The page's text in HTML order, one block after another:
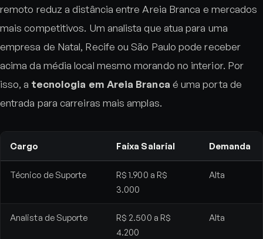
remoto reduz a distância entre Areia Branca e mercados
mais competitivos. Um analista que atua para uma
empresa de Natal, Recife ou São Paulo pode receber
acima da média local mesmo morando no interior. Por
isso, a tecnologia em Areia Branca é uma porta de
entrada para carreiras mais amplas.
Cargo Faixa Salarial Demanda
Técnico de Suporte
R$ 1.900 a R$
3.000
Alta
Analista de Suporte
R$ 2.500 a R$
4.200
Alta